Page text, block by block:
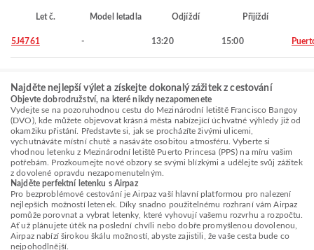
Let č. Model letadla Odjíždí Přijíždí
5J4761 - 13:20 15:00
Najděte nejlepší výlet a získejte dokonalý zážitek z cestování
Objevte dobrodružství, na které nikdy nezapomenete
Vydejte se na pozoruhodnou cestu do Mezinárodní letiště Francisco Bangoy
(DVO), kde můžete objevovat krásná města nabízející úchvatné výhledy již od
okamžiku přistání. Představte si, jak se procházíte živými ulicemi,
vychutnáváte místní chutě a nasáváte osobitou atmosféru. Vyberte si
vhodnou letenku z Mezinárodní letiště Puerto Princesa (PPS) na míru vašim
potřebám. Prozkoumejte nové obzory se svými blízkými a udělejte svůj zážitek
z dovolené opravdu nezapomenutelným.
Najděte perfektní letenku s Airpaz
Pro bezproblémové cestování je Airpaz vaší hlavní platformou pro nalezení
nejlepších možností letenek. Díky snadno použitelnému rozhraní vám Airpaz
pomůže porovnat a vybrat letenky, které vyhovují vašemu rozvrhu a rozpočtu.
Ať už plánujete útěk na poslední chvíli nebo dobře promyšlenou dovolenou,
Airpaz nabízí širokou škálu možností, abyste zajistili, že vaše cesta bude co
nejpohodlnější.